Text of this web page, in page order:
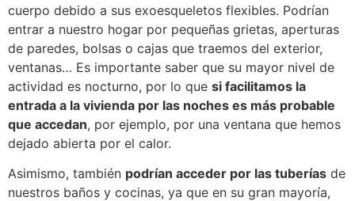
cuerpo debido a sus exoesqueletos flexibles. Podrían
entrar a nuestro hogar por pequeñas grietas, aperturas
de paredes, bolsas o cajas que traemos del exterior,
ventanas… Es importante saber que su mayor nivel de
actividad es nocturno, por lo que si facilitamos la
entrada a la vivienda por las noches es más probable
que accedan, por ejemplo, por una ventana que hemos
dejado abierta por el calor.
Asimismo, también podrían acceder por las tuberías de
nuestros baños y cocinas, ya que en su gran mayoría,